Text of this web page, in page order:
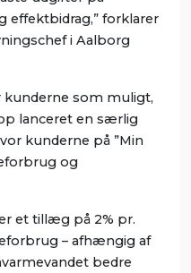
effektbidrag,” forklarer
i Aalborg
kunderne som muligt,
lanceret en særlig
kunderne på ”Min
og
et tillæg på 2% pr.
– afhængig af
bedre